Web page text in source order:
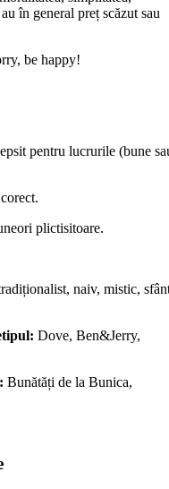
în general preț scăzut sau
be happy!
pentru lucrurile (bune
plictisitoare.
naiv, mistic,
Dove, Ben&Jerry,
Bunătăți de la Bunica,